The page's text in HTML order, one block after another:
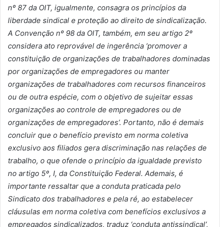
nº 87 da OIT, igualmente, consagra os princípios da
liberdade sindical e proteção ao direito de sindicalização.
A Convenção nº 98 da OIT, também, em seu artigo 2º
considera ato reprovável de ingerência ‘promover a
constituição de organizações de trabalhadores dominadas
por organizações de empregadores ou manter
organizações de trabalhadores com recursos financeiros
ou de outra espécie, com o objetivo de sujeitar essas
organizações ao controle de empregadores ou de
organizações de empregadores’. Portanto, não é demais
concluir que o benefício previsto em norma coletiva
exclusivo aos filiados gera discriminação nas relações de
trabalho, o que ofende o princípio da igualdade previsto
no artigo 5º, I, da Constituição Federal. Ademais, é
importante ressaltar que a conduta praticada pelo
Sindicato dos trabalhadores e pela ré, ao estabelecer
cláusulas em norma coletiva com benefícios exclusivos a
empregados sindicalizados, traduz ‘conduta antissindical’,